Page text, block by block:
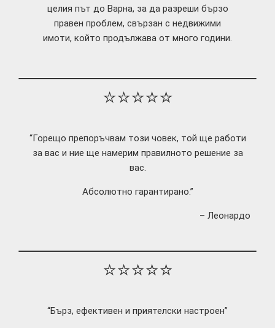
целия път до Варна, за да разреши бързо
правен проблем, свързан с недвижими
имоти, който продължава от много години.
⭐⭐⭐⭐⭐
“Горещо препоръчвам този човек, той ще работи
за вас и ние ще намерим правилното решение за
вас.
Абсолютно гарантирано.”
– Леонардо
⭐⭐⭐⭐⭐
“Бърз, ефективен и приятелски настроен”